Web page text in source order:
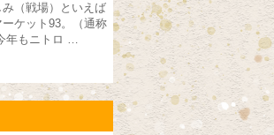
（戦場）といえば
ーケット93。（通称
年もニトロ …